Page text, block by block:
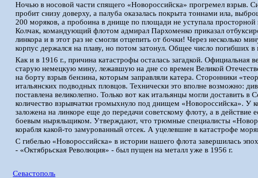
Ночью в носовой части спящего «Новороссийска» прогремел взрыв.
пробит снизу доверху, а палуба оказалась покрыта тоннами ила,
200 моряков, а пробоина в днище по площади не уступала
Колчак, командующий флотом адмирал Пархоменко приказал
линкора и в этот раз не смогли отцепить от бочки! Через несколько
корпус держался на плаву, но потом затонул. Общее число погибших в
Как и в 1916 г., причина катастрофы осталась загадкой. Официальная
старую немецкую мину, лежавшую на дне со времен Великой
на борту взрыв бензина, которым заправляли катера. Сторонники
итальянских подводных пловцов. Технически это вполне возможно:
поставлена великолепно. Только вот как итальянцы могли доставить в
количество взрывчатки громыхнуло под днищем «Новороссийска». У
заложена на линкоре еще до передачи советскому флоту, а в действие
боевым ныряльщиком. Утверждают, что трюмные специалисты
корабля какой-то замурованный отсек. А уцелевшие в катастрофе
С гибелью «Новороссийска» в истории нашего флота завершилась
- «Октябрьская Революция» - был пущен на металл уже в 1956 г.
Севастополь